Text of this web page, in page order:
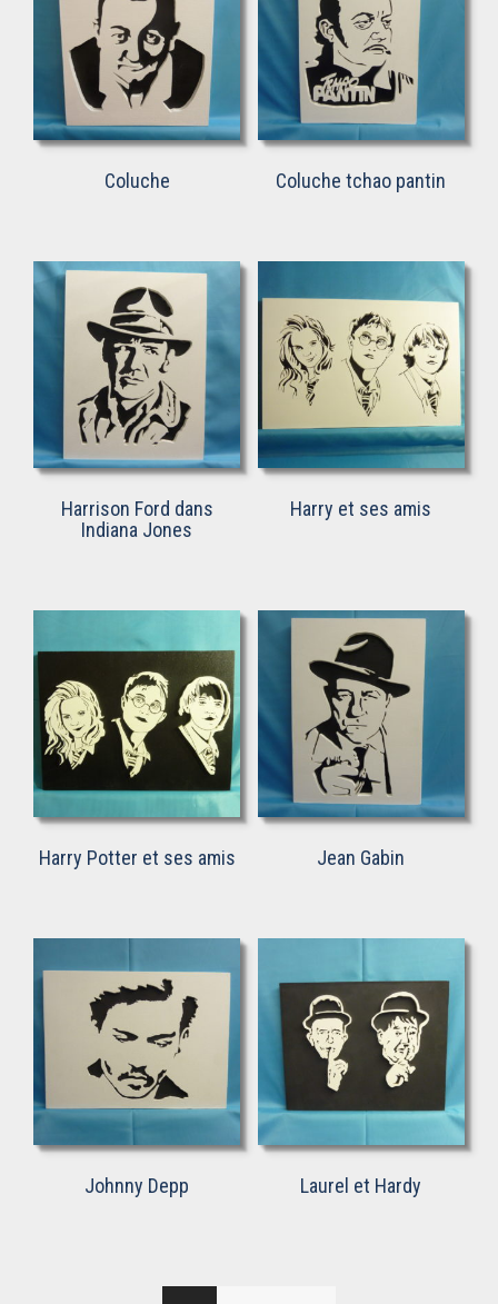
Coluche Coluche tchao pantin
Harrison Ford dans
Indiana Jones
Harry et ses amis
Harry Potter et ses amis Jean Gabin
Johnny Depp Laurel et Hardy